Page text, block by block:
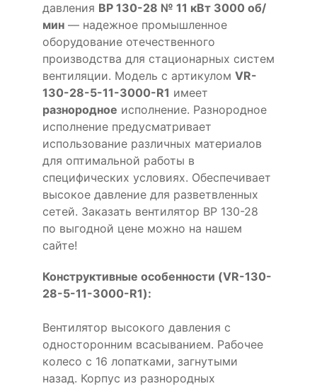
давления ВР 130-28 № 11 кВт 3000 об/
мин — надежное промышленное
оборудование отечественного
производства для стационарных систем
вентиляции. Модель с артикулом VR-
130-28-5-11-3000-R1 имеет
разнородное исполнение. Разнородное
исполнение предусматривает
использование различных материалов
для оптимальной работы в
специфических условиях. Обеспечивает
высокое давление для разветвленных
сетей. Заказать вентилятор ВР 130-28
по выгодной цене можно на нашем
сайте!
Конструктивные особенности (VR-130-
28-5-11-3000-R1):
Вентилятор высокого давления с
односторонним всасыванием. Рабочее
колесо с 16 лопатками, загнутыми
назад. Корпус из разнородных